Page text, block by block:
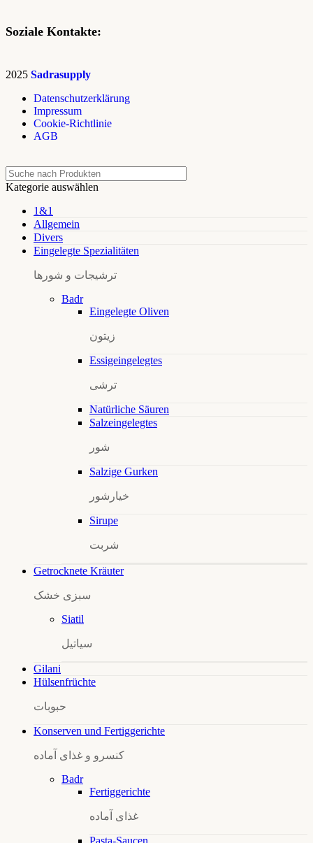
Soziale Kontakte:
2025 Sadrasupply
Datenschutzerklärung
Impressum
Cookie-Richtlinie
AGB
Kategorie auswählen
1&1
Allgemein
Divers
Eingelegte Spezialitäten
ترشیجات و شورها
Badr
Eingelegte Oliven
زیتون
Essigeingelegtes
ترشی
Natürliche Säuren
Salzeingelegtes
شور
Salzige Gurken
خیارشور
Sirupe
شربت
Getrocknete Kräuter
سبزی خشک
Siatil
سیاتیل
Gilani
Hülsenfrüchte
حبوبات
Konserven und Fertiggerichte
کنسرو و غذای آماده
Badr
Fertiggerichte
غذای آماده
Pasta-Saucen